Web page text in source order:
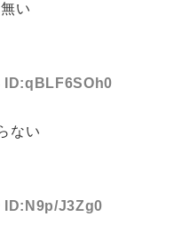
い
ID:qBLF6SOh0
ない
ID:N9p/J3Zg0